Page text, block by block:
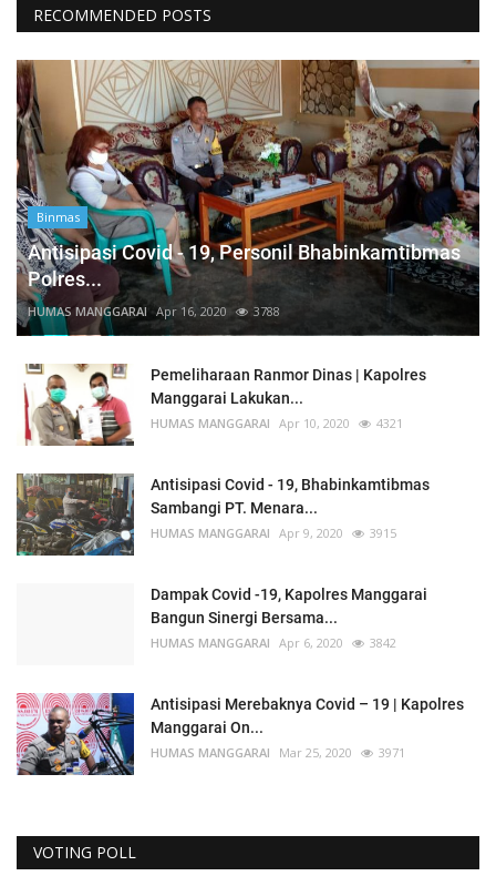
RECOMMENDED POSTS
Binmas
Antisipasi Covid - 19, Personil Bhabinkamtibmas
Polres...
HUMAS MANGGARAI Apr 16, 2020 3788
Pemeliharaan Ranmor Dinas | Kapolres
Manggarai Lakukan...
HUMAS MANGGARAI Apr 10, 2020 4321
Antisipasi Covid - 19, Bhabinkamtibmas
Sambangi PT. Menara...
HUMAS MANGGARAI Apr 9, 2020 3915
Dampak Covid -19, Kapolres Manggarai
Bangun Sinergi Bersama...
HUMAS MANGGARAI Apr 6, 2020 3842
Antisipasi Merebaknya Covid – 19 | Kapolres
Manggarai On...
HUMAS MANGGARAI Mar 25, 2020 3971
VOTING POLL